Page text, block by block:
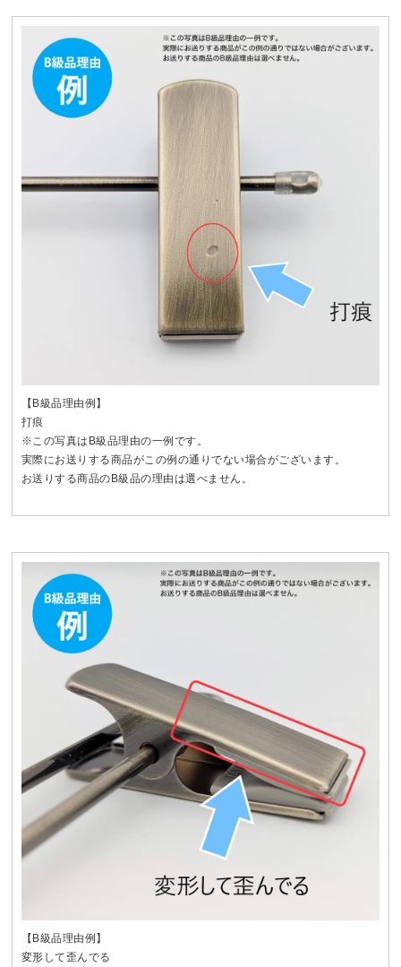
【B級品理由例】
打痕
※この写真はB級品理由の一例です。
実際にお送りする商品がこの例の通りでない場合がございます。
お送りする商品のB級品の理由は選べません。
【B級品理由例】
変形して歪んでる